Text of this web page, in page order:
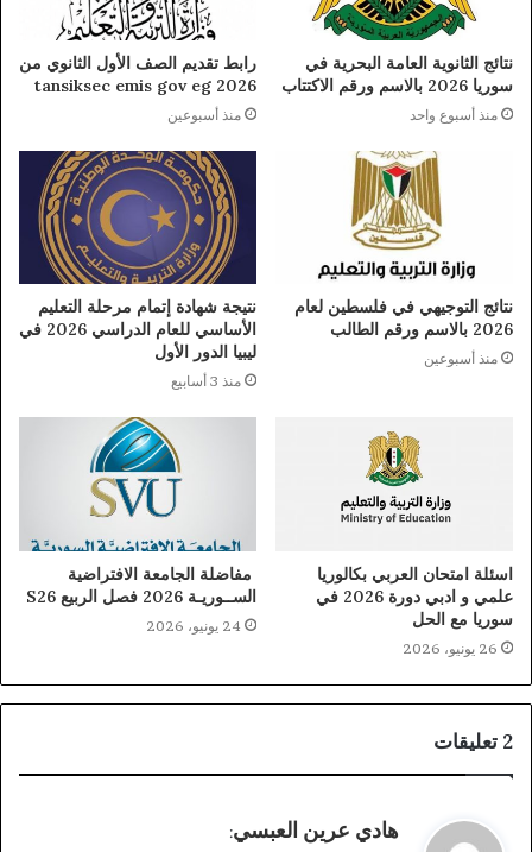
نتائج الثانوية العامة البحرية في
سوريا 2026 بالاسم ورقم الاكتتاب
منذ أسبوع واحد
رابط تقديم الصف الأول الثانوي من
tansiksec emis gov eg 2026
منذ أسبوعين
نتائج التوجيهي في فلسطين لعام
2026 بالاسم ورقم الطالب
منذ أسبوعين
نتيجة شهادة إتمام مرحلة التعليم
الأساسي للعام الدراسي 2026 في
ليبيا الدور الأول
منذ 3 أسابيع
اسئلة امتحان العربي بكالوريا
علمي و ادبي دورة 2026 في
سوريا مع الحل
26 يونيو، 2026
مفاضلة الجامعة الافتراضية
الســوريـة 2026 فصل الربيع S26
24 يونيو، 2026
‫2 تعليقات
ي
هادي عرين العبسي: